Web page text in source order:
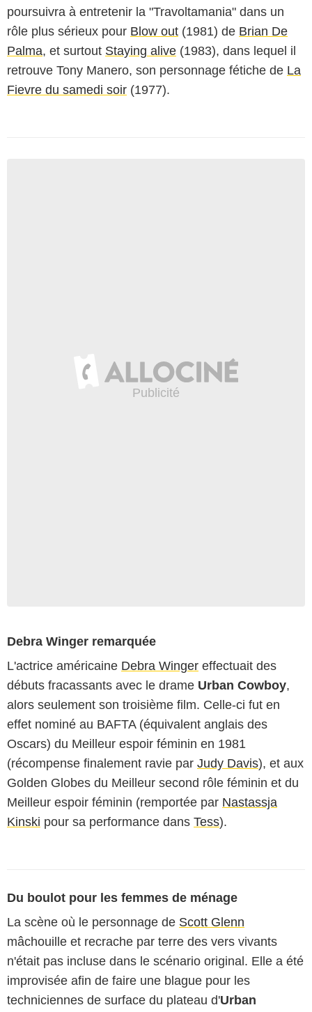
poursuivra à entretenir la "Travoltamania" dans un
rôle plus sérieux pour Blow out (1981) de Brian De
Palma, et surtout Staying alive (1983), dans lequel il
retrouve Tony Manero, son personnage fétiche de La
Fievre du samedi soir (1977).
Debra Winger remarquée
L'actrice américaine Debra Winger effectuait des
débuts fracassants avec le drame Urban Cowboy,
alors seulement son troisième film. Celle-ci fut en
effet nominé au BAFTA (équivalent anglais des
Oscars) du Meilleur espoir féminin en 1981
(récompense finalement ravie par Judy Davis), et aux
Golden Globes du Meilleur second rôle féminin et du
Meilleur espoir féminin (remportée par Nastassja
Kinski pour sa performance dans Tess).
Du boulot pour les femmes de ménage
La scène où le personnage de Scott Glenn
mâchouille et recrache par terre des vers vivants
n'était pas incluse dans le scénario original. Elle a été
improvisée afin de faire une blague pour les
techniciennes de surface du plateau d'Urban